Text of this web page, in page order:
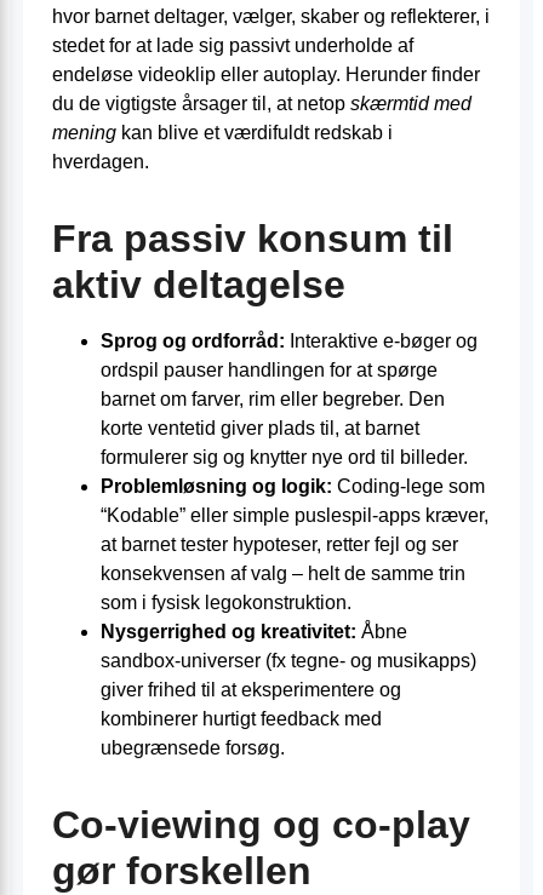
hvor barnet deltager, vælger, skaber og reflekterer, i
stedet for at lade sig passivt underholde af
endeløse videoklip eller autoplay. Herunder finder
du de vigtigste årsager til, at netop skærmtid med
meningkan blive et værdifuldt redskab i
hverdagen.
Fra passiv konsum til
aktiv deltagelse
Sprog og ordforråd: Interaktive e-bøger og
ordspil pauser handlingen for at spørge
barnet om farver, rim eller begreber. Den
korte ventetid giver plads til, at barnet
formulerer sig og knytter nye ord til billeder.
Problemløsning og logik: Coding-lege som
“Kodable” eller simple puslespil-apps kræver,
at barnet tester hypoteser, retter fejl og ser
konsekvensen af valg – helt de samme trin
som i fysisk legokonstruktion.
Nysgerrighed og kreativitet: Åbne
sandbox-universer (fx tegne- og musikapps)
giver frihed til at eksperimentere og
kombinerer hurtigt feedback med
ubegrænsede forsøg.
Co-viewing og co-play
gør forskellen